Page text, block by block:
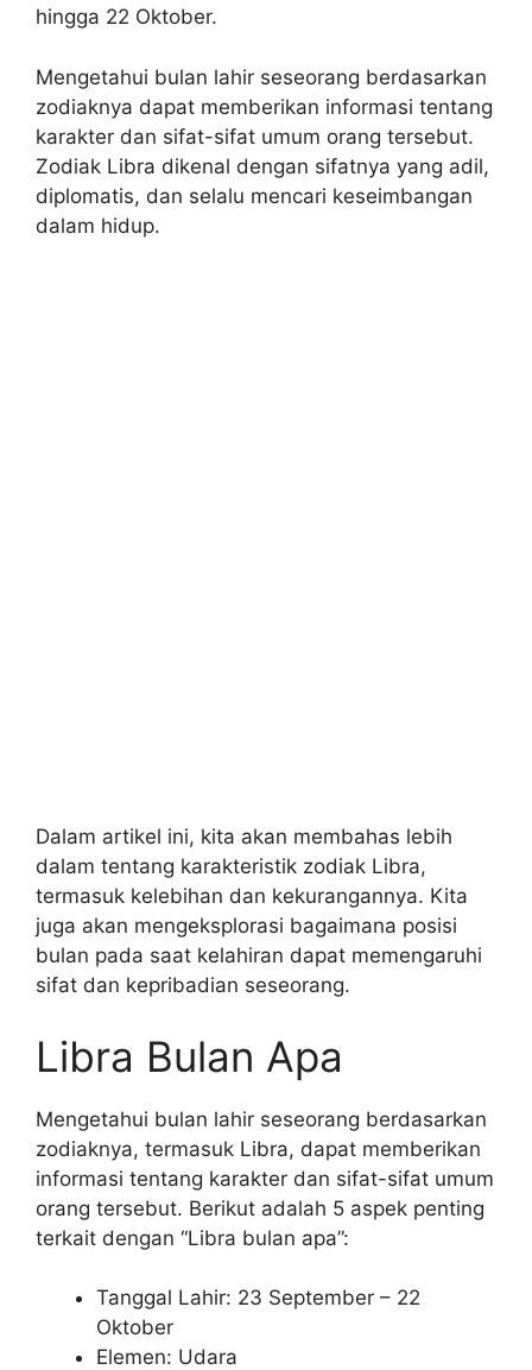
hingga 22 Oktober.
Mengetahui bulan lahir seseorang berdasarkan
zodiaknya dapat memberikan informasi tentang
karakter dan sifat-sifat umum orang tersebut.
Zodiak Libra dikenal dengan sifatnya yang adil,
diplomatis, dan selalu mencari keseimbangan
dalam hidup.
Dalam artikel ini, kita akan membahas lebih
dalam tentang karakteristik zodiak Libra,
termasuk kelebihan dan kekurangannya. Kita
juga akan mengeksplorasi bagaimana posisi
bulan pada saat kelahiran dapat memengaruhi
sifat dan kepribadian seseorang.
Libra Bulan Apa
Mengetahui bulan lahir seseorang berdasarkan
zodiaknya, termasuk Libra, dapat memberikan
informasi tentang karakter dan sifat-sifat umum
orang tersebut. Berikut adalah 5 aspek penting
terkait dengan “Libra bulan apa”:
Tanggal Lahir: 23 September – 22
Oktober
Elemen: Udara